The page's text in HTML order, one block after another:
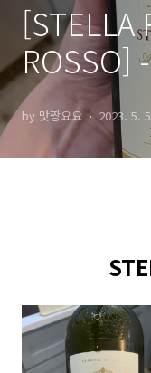
[STELLA
ROSSO]
트코 리뷰
by 맛짱요요 2023. 5.